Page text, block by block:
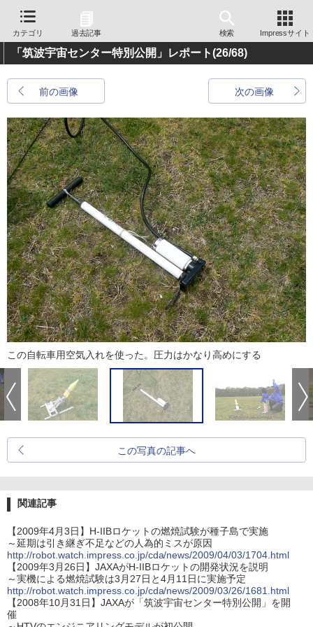
カテゴリ 過去記事 検索 Impressサイト
「筑波宇宙センター特別公開」レポート(26/68)
前の画像 次の画像
この自転車用空気入れを使った。圧力はかなり高めにする
この写真の記事へ
関連記事
【2009年4月3日】H-IIBロケットの燃焼試験が種子島で実施
～延期は引き継ぎ不足などの人為的ミスが原因
http://robot.watch.impress.co.jp/cda/news/2009/04/03/1704.html
【2009年3月26日】JAXAがH-IIBロケットの開発状況を説明
～実機による燃焼試験は3月27日と4月11日に実施予定
http://robot.watch.impress.co.jp/cda/news/2009/03/26/1681.html
【2008年10月31日】JAXAが「筑波宇宙センター特別公開」を開
催